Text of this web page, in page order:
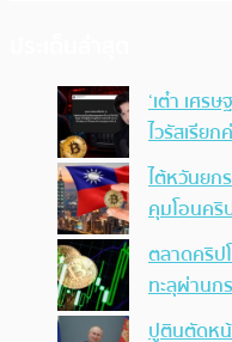
‘เต๋า เศร
ไวรัสเรีย
ไต้หวันยก
คุมโอนคริ
ตลาดคริป
ทะลุผ่านก
ปูตินตัดห